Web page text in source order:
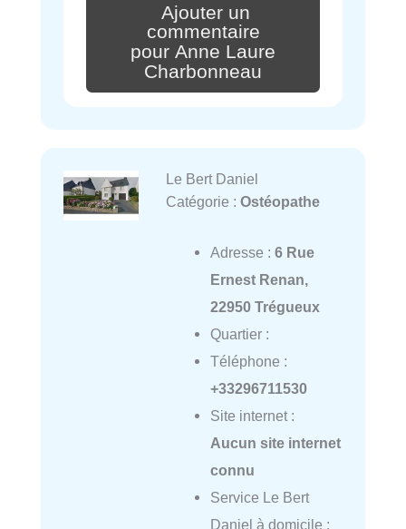
Ajouter un
commentaire
pour Anne Laure
Charbonneau
Le Bert Daniel
Catégorie : Ostéopathe
Adresse : 6 Rue
Ernest Renan,
22950 Trégueux
Quartier :
Téléphone :
+33296711530
Site internet :
Aucun site internet
connu
Service Le Bert
Daniel à domicile :